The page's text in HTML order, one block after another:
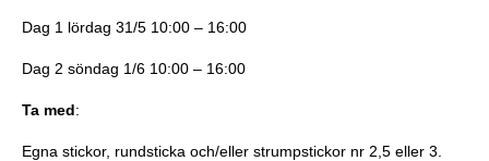
Dag 1 lördag 31/5 10:00 – 16:00
Dag 2 söndag 1/6 10:00 – 16:00
Ta med:
Egna stickor, rundsticka och/eller strumpstickor nr 2,5 eller 3.